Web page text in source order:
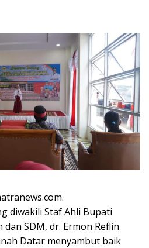
diwakili Staf Ahli Bupati
SDM, dr. Ermon Reflin
Datar menyambut baik